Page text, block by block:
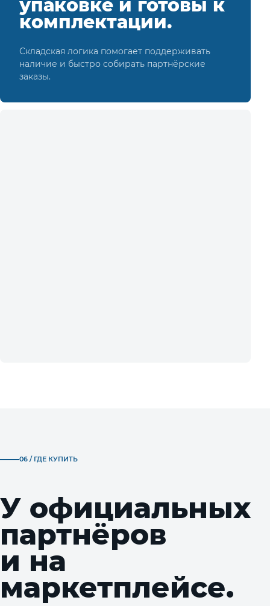
упаковке и готовы к
комплектации.
Складская логика помогает поддерживать
наличие и быстро собирать партнёрские
заказы.
06 / ГДЕ КУПИТЬ
У официальных
партнёров
и на
маркетплейсе.